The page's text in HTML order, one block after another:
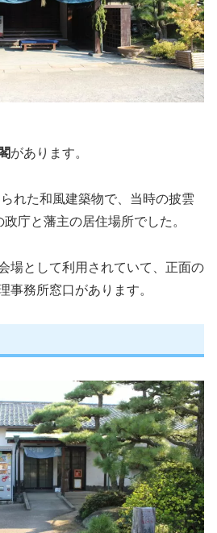
があります。
れた和風建築物で、当時の披雲
庁と藩主の居住場所でした。
場として利用されていて、正面の
事務所窓口があります。